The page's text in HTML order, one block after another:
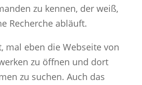
zu kennen, der weiß,
Recherche abläuft.
mal eben die Webseite von
zu öffnen und dort
zu suchen. Auch das